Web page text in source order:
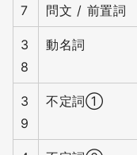
7
問文 / 前置詞
3
8
動名詞
3
9
不定詞①